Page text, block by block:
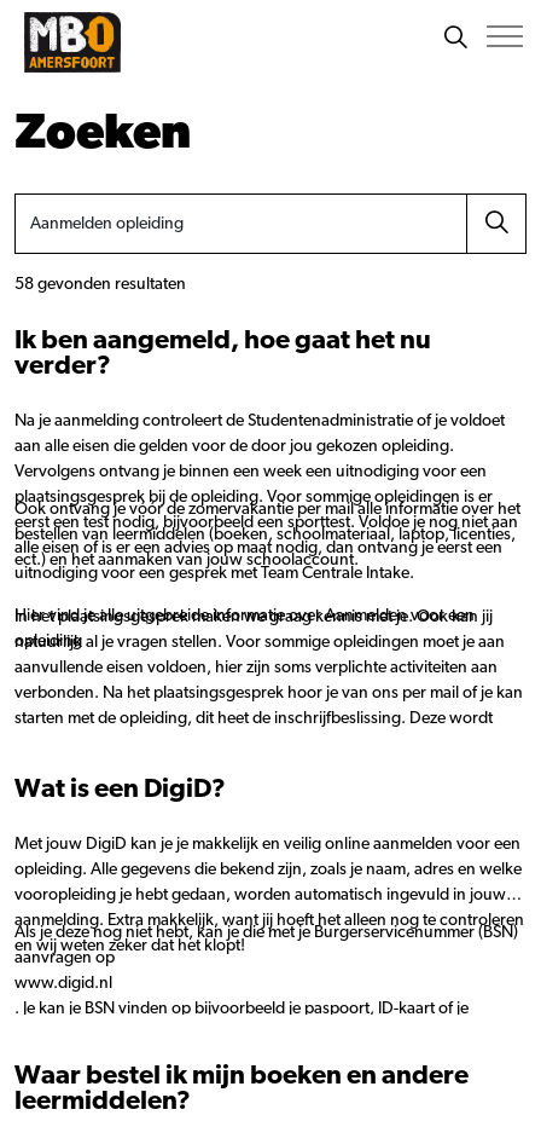
Zoeken
58 gevonden resultaten
Ik ben aangemeld, hoe gaat het nu
verder?
Na je aanmelding controleert de Studentenadministratie of je voldoet
aan alle eisen die gelden voor de door jou gekozen opleiding.
Vervolgens ontvang je binnen een week een uitnodiging voor een
plaatsingsgesprek bij de opleiding. Voor sommige opleidingen is er
eerst een test nodig, bijvoorbeeld een sporttest. Voldoe je nog niet aan
alle eisen of is er een advies op maat nodig, dan ontvang je eerst een
uitnodiging voor een gesprek met Team Centrale Intake.
In het plaatsingsgesprek maken we graag kennis met je. Ook kan jij
natuurlijk al je vragen stellen. Voor sommige opleidingen moet je aan
aanvullende eisen voldoen, hier zijn soms verplichte activiteiten aan
verbonden. Na het plaatsingsgesprek hoor je van ons per mail of je kan
starten met de opleiding, dit heet de inschrijfbeslissing. Deze wordt
Nadat je bent geplaatst, ontvang je een uitnodiging voor de
vóór de zomervakantie. Hier maak je kennis met je klasgenoten en
docenten en ontvang je praktische informatie over de start van je
opleiding.
Ook ontvang je vóór de zomervakantie per mail alle informatie over het
bestellen van leermiddelen (boeken, schoolmateriaal, laptop, licenties,
ect.) en het aanmaken van jouw schoolaccount.
Hier vind je alle uitgebreide informatie over Aanmelden voor een
opleiding
Wat is een DigiD?
Met jouw DigiD kan je je makkelijk en veilig online aanmelden voor een
opleiding. Alle gegevens die bekend zijn, zoals je naam, adres en welke
vooropleiding je hebt gedaan, worden automatisch ingevuld in jouw
aanmelding. Extra makkelijk, want jij hoeft het alleen nog te controleren
en wij weten zeker dat het klopt!
Als je deze nog niet hebt, kan je die met je Burgerservicenummer (BSN)
aanvragen op
www.digid.nl
. Je kan je BSN vinden op bijvoorbeeld je paspoort, ID-kaart of je
Waar bestel ik mijn boeken en andere
leermiddelen?